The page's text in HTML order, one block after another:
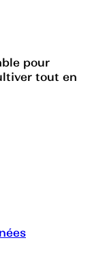
pour
tout en